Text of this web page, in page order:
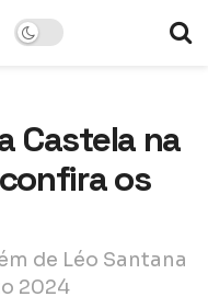
Castela na
os
de Léo Santana
2024